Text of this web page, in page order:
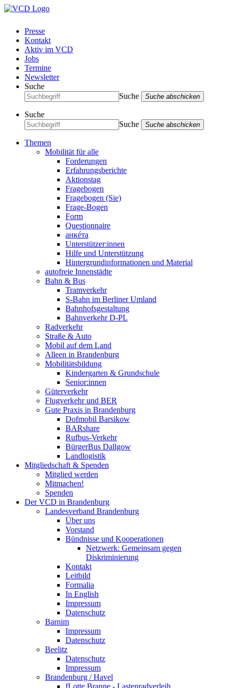
Presse
Kontakt
Aktiv im VCD
Jobs
Termine
Newsletter
Suche
Suche
Suche abschicken
Suche
Suche
Suche abschicken
Themen
Mobilität für alle
Forderungen
Erfahrungsberichte
Aktionstag
Fragebogen
Fragebogen (Sie)
Frage-Bogen
Form
Questionnaire
анкéта
Unterstützer:innen
Hilfe und Unterstützung
Hintergrundinformationen und Material
autofreie Innenstädte
Bahn & Bus
Tramverkehr
S-Bahn im Berliner Umland
Bahnhofsgestaltung
Bahnverkehr D-PL
Radverkehr
Straße & Auto
Mobil auf dem Land
Alleen in Brandenburg
Mobilitätsbildung
Kindergarten & Grundschule
Senior:innen
Güterverkehr
Flugverkehr und BER
Gute Praxis in Brandenburg
Dofmobil Barsikow
BARshare
Rufbus-Verkehr
BürgerBus Dallgow
Landlogistik
Mitgliedschaft & Spenden
Mitglied werden
Mitmachen!
Spenden
Der VCD in Brandenburg
Landesverband Brandenburg
Über uns
Vorstand
Bündnisse und Kooperationen
Netzwerk: Gemeinsam gegen
Diskriminierung
Kontakt
Leitbild
Formalia
In English
Impressum
Datenschutz
Barnim
Impressum
Datenschutz
Beelitz
Datenschutz
Impressum
Brandenburg / Havel
fLotte Branne - Lastenradverleih